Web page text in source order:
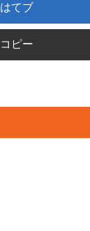
はてブ
コピー